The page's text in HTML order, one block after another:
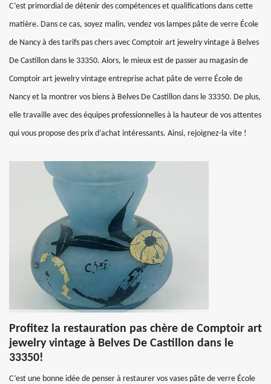
C’est primordial de détenir des compétences et qualifications dans cette
matière. Dans ce cas, soyez malin, vendez vos lampes pâte de verre École
de Nancy à des tarifs pas chers avec Comptoir art jewelry vintage à Belves
De Castillon dans le 33350. Alors, le mieux est de passer au magasin de
Comptoir art jewelry vintage entreprise achat pâte de verre École de
Nancy et la montrer vos biens à Belves De Castillon dans le 33350. De plus,
elle travaille avec des équipes professionnelles à la hauteur de vos attentes
qui vous propose des prix d’achat intéressants. Ainsi, rejoignez-la vite !
Profitez la restauration pas chère de Comptoir art
jewelry vintage à Belves De Castillon dans le
33350!
C’est une bonne idée de penser à restaurer vos vases pâte de verre École